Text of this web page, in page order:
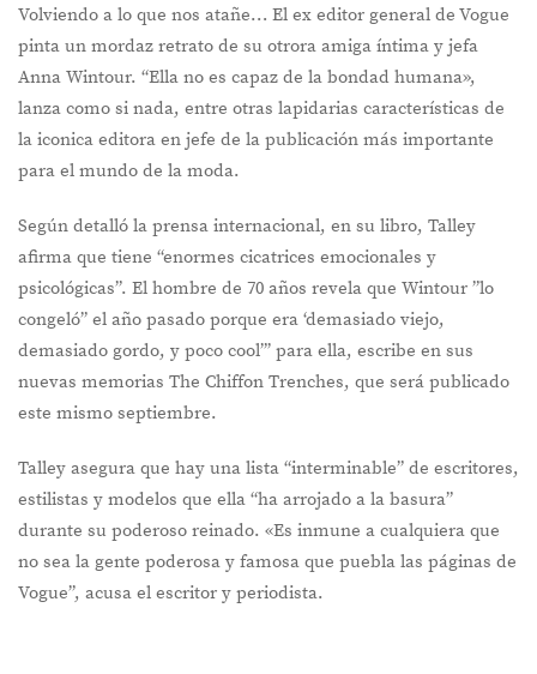
Volviendo a lo que nos atañe… El ex editor general de Vogue
pinta un mordaz retrato de su otrora amiga íntima y jefa
Anna Wintour. “Ella no es capaz de la bondad humana»,
lanza como si nada, entre otras lapidarias características de
la iconica editora en jefe de la publicación más importante
para el mundo de la moda.
Según detalló la prensa internacional, en su libro, Talley
afirma que tiene “enormes cicatrices emocionales y
psicológicas”. El hombre de 70 años revela que Wintour ”lo
congeló” el año pasado porque era ‘demasiado viejo,
demasiado gordo, y poco cool”’ para ella, escribe en sus
nuevas memorias The Chiffon Trenches, que será publicado
este mismo septiembre.
Talley asegura que hay una lista “interminable” de escritores,
estilistas y modelos que ella “ha arrojado a la basura”
durante su poderoso reinado. «Es inmune a cualquiera que
no sea la gente poderosa y famosa que puebla las páginas de
Vogue”, acusa el escritor y periodista.